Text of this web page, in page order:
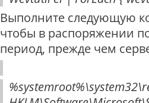
Выполните следующую
чтобы в распоряжении
период, прежде чем